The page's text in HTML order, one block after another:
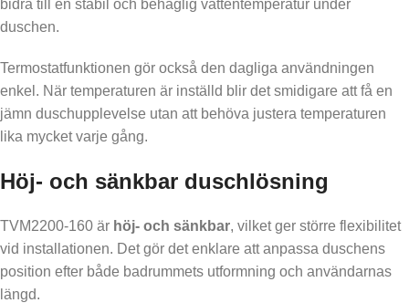
bidra till en stabil och behaglig vattentemperatur under
duschen.
Termostatfunktionen gör också den dagliga användningen
enkel. När temperaturen är inställd blir det smidigare att få en
jämn duschupplevelse utan att behöva justera temperaturen
lika mycket varje gång.
Höj- och sänkbar duschlösning
TVM2200-160 är höj- och sänkbar, vilket ger större flexibilitet
vid installationen. Det gör det enklare att anpassa duschens
position efter både badrummets utformning och användarnas
längd.